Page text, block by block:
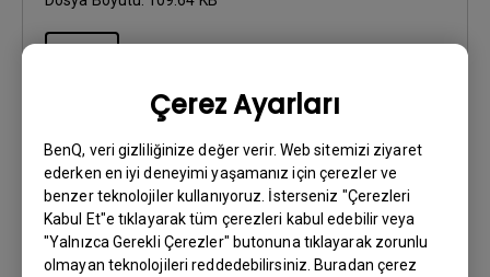
Çerez Ayarları
BenQ, veri gizliliğinize değer verir. Web sitemizi ziyaret
ederken en iyi deneyimi yaşamanız için çerezler ve
benzer teknolojiler kullanıyoruz. İsterseniz "Çerezleri
Kabul Et"e tıklayarak tüm çerezleri kabul edebilir veya
"Yalnızca Gerekli Çerezler" butonuna tıklayarak zorunlu
olmayan teknolojileri reddedebilirsiniz. Buradan çerez
Sürücü
driver
OS:Windows7|WindowVista|WinXP